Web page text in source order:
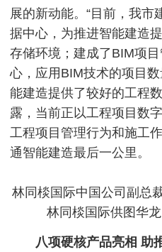
展的新动能。“目前，我市
据中心，为推进智能建造
存储环境；建成了BIM项
心，应用BIM技术的项目
能建造提供了较好的工程
露，当前正以工程项目数
工程项目管理行为和施工
通智能建造最后一公里。
林同棪国际中国公司副总
林同棪国际供图华
八项硬核产品亮相 助